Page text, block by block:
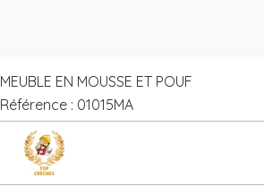
MEUBLE EN MOUSSE ET POUF
Référence : 01015MA